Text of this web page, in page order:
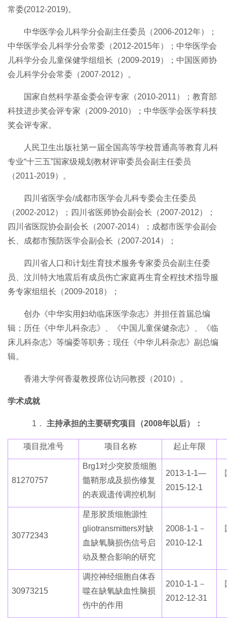
常委(2012-2019)。
中华医学会儿科学分会副主任委员（2006-2012年）；
中华医学会儿科学分会常委（2012-2015年）；中华医学会
儿科学分会儿童保健学组组长（2009-2019）；中国医师协
会儿科学分会常委（2007-2012）。
国家自然科学基金委会评专家（2010-2011）；教育部
科技进步奖会评专家（2009-2010）；中华医学会医学科技
奖会评专家。
人民卫生出版社第一届全国高等学校普通高等教育儿科
专业“十三五”国家级规划教材评审委员会副主任委员
（2011-2019）。
四川省医学会/成都市医学会儿科专委会主任委员
（2002-2012）；四川省医师协会副会长（2007-2012）；
四川省医院协会副会长（2007-2014）；成都市医学会副会
长、成都市预防医学会副会长（2007-2014）；
四川省人口和计划生育技术服务专家委员会副主任委
员、汶川特大地震后有成员伤亡家庭再生育全程技术指导服
务专家组组长（2009-2018）；
创办《中华实用妇幼临床医学杂志》并担任首届总编
辑；历任《中华儿科杂志》、《中国儿童保健杂志》、《临
床儿科杂志》等编委等职务；现任《中华儿科杂志》副总编
辑。
香港大学何香凝教授席位访问教授（2010） 。
学术成就
1． 主持承担的主要研究项目（2008年以后）：
项目批准号 项目名称 起止年限
81270757
Brg1对少突胶质细胞
髓鞘形成及损伤修复
的表观遗传调控机制
2013-1-1—
2015-12-1
30772343
星形胶质细胞源性
gliotransmitters对缺
血缺氧脑损伤信号启
动及整合影响的研究
2008-1-1－
2010-12-1
30973215
调控神经细胞自体吞
噬在缺氧缺血性脑损
伤中的作用
2010-1-1－
2012-12-31